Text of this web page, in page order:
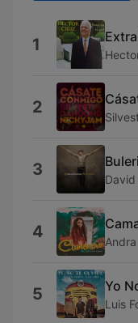
1
2
3 David
4 Andra
5 Yo
Luis